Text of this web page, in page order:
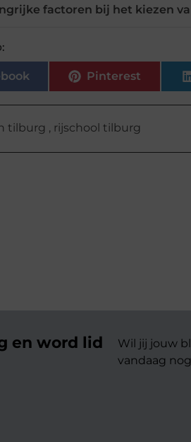
factoren bij het kiezen
Pinterest
tilburg , rijschool tilburg
en word lid
Wil jij jouw
vandaag